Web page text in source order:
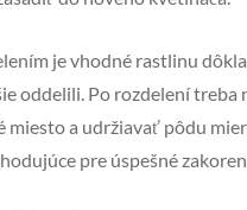
je vhodné rastlinu
oddelili. Po rozdelení treba
miesto a udržiavať pôdu
pre úspešné